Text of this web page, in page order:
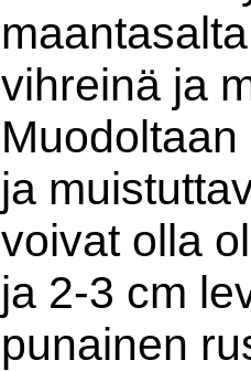
vihreinä ja
ja
voivat olla
ja 2-3 cm
punainen